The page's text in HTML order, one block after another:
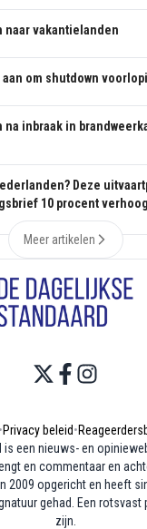
vakantielanden
aan om shutdown
inbraak in
Deze
10 procent
Meer artikelen
Privacy beleid•
is een nieuws- en
en commentaar en
2009 opgericht en heeft
gehad. Een
zijn.